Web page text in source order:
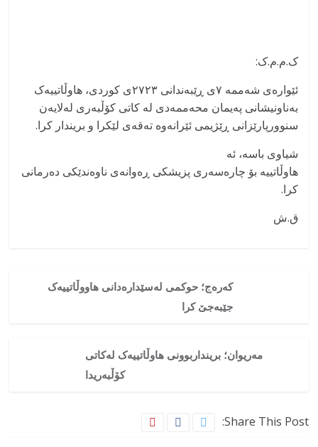
ک.م.م.ک:
ئێوارەی شەممە ٧ی ڕێبەندانی ٢٧٢٣ی کوردی، هاوڵاتییەک
بەناونیشانی پەیمان محەممەدی لە کاتی کۆڵبەری لەلایەن
سنوورپارێزانی ڕێژیمی ئێرانەوە تەقەی لێکرا و بریندار کرا.
شیاوی باسە، ئە
هاوڵاتییە بۆ چارەسەری پزیشکی ڕەوانەی ناوەندێکی دەرمانی
کرا.
ق.ش
کەرەج؛ حوکمی لەسێدارەدانی هاووڵاتییەک
جێبەجێ کرا
مەریوان؛ برینداربوونی هاوڵاتییەک لەکاتی
کۆڵبەریدا
Share This Post: